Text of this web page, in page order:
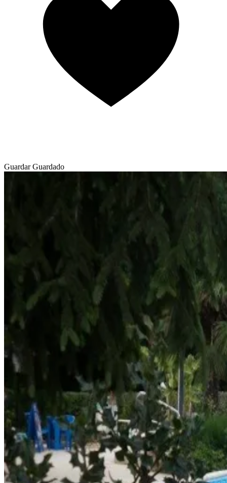
GuardarGuardado